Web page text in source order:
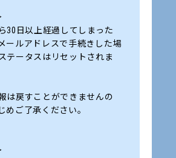
30日以上経過してしまった
ールアドレスで手続きした場
テータスはリセットされま
は戻すことができませんの
めご了承ください。